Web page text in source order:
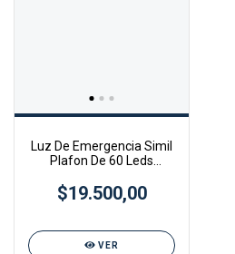
Luz De Emergencia Simil
Plafon De 60 Leds
$19.500,00
VER